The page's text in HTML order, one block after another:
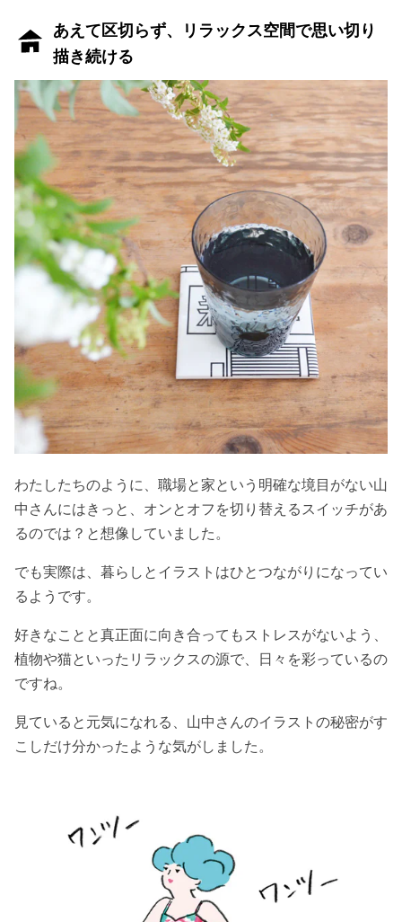
あえて区切らず、リラックス空間で思い切り
描き続ける
わたしたちのように、職場と家という明確な境目がない山
中さんにはきっと、オンとオフを切り替えるスイッチがあ
るのでは？と想像していました。
でも実際は、暮らしとイラストはひとつながりになってい
るようです。
好きなことと真正面に向き合ってもストレスがないよう、
植物や猫といったリラックスの源で、日々を彩っているの
ですね。
見ていると元気になれる、山中さんのイラストの秘密がす
こしだけ分かったような気がしました。